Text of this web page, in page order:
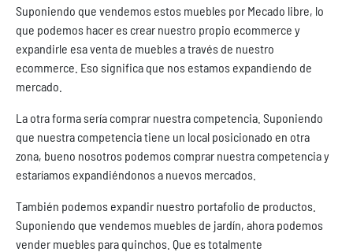
Suponiendo que vendemos estos muebles por Mecado libre, lo
que podemos hacer es crear nuestro propio ecommerce y
expandirle esa venta de muebles a través de nuestro
ecommerce. Eso significa que nos estamos expandiendo de
mercado.
La otra forma sería comprar nuestra competencia. Suponiendo
que nuestra competencia tiene un local posicionado en otra
zona, bueno nosotros podemos comprar nuestra competencia y
estaríamos expandiéndonos a nuevos mercados.
También podemos expandir nuestro portafolio de productos.
Suponiendo que vendemos muebles de jardín, ahora podemos
vender muebles para quinchos. Que es totalmente